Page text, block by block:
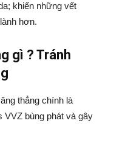
khiến những vết
hơn.
gì ? Tránh
thẳng chính là
VVZ bùng phát và gây